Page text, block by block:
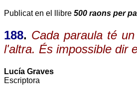
Publicat en el llibre 500 raons per
188. Cada paraula té
l'altra. És impossible dir
Lucía Graves
Escriptora